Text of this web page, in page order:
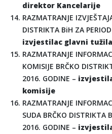
direktor Kancelarije
RAZMATRANJE
DISTRIKTA BiH ZA
izvjestilac glavni
RAZMATRANJE
KOMISIJE BRČKO
2016. GODINE –
komisije
RAZMATRANJE
SUDA BRČKO DISTRIKTA
2016. GODINE –